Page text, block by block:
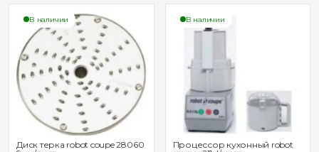
В наличии
Диск терка robot coupe 28060
В наличии
Процессор кухонный robot